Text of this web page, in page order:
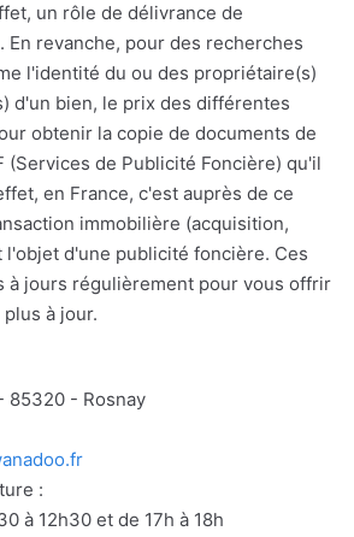
un rôle de délivrance de
revanche, pour des recherches
l'identité du ou des propriétaire(s)
d'un bien, le prix des différentes
obtenir la copie de documents de
(Services de Publicité Foncière) qu'il
en France, c'est auprès de ce
immobilière (acquisition,
l'objet d'une publicité foncière. Ces
à jours régulièrement pour vous offrir
à jour.
85320 - Rosnay
:
à 12h30 et de 17h à 18h